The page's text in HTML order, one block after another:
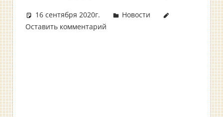
16 сентября 2020г.
Новости
Оставить комментарий